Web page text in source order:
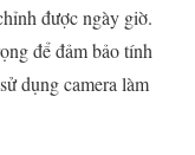
được ngày giờ.
để đảm bảo tính
dụng camera làm